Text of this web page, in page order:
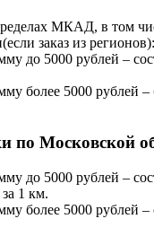
МКАД, в том
заказ из регионов):
до 5000 рублей –
более 5000 рублей –
по Московской
до 5000 рублей –
1 км.
более 5000 рублей –